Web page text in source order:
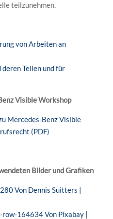
teilzunehmen.
von Arbeiten an
Teilen und für
Visible Workshop
Mercedes-Benz Visible
(PDF)
Bilder und Grafiken
Von Dennis Suitters |
164634 Von Pixabay |